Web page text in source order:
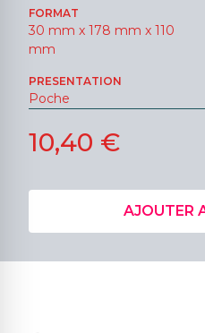
FORMAT
30 mm x 178 mm x 110
mm
PRESENTATION
Poche
10,40 €
AJOUTER